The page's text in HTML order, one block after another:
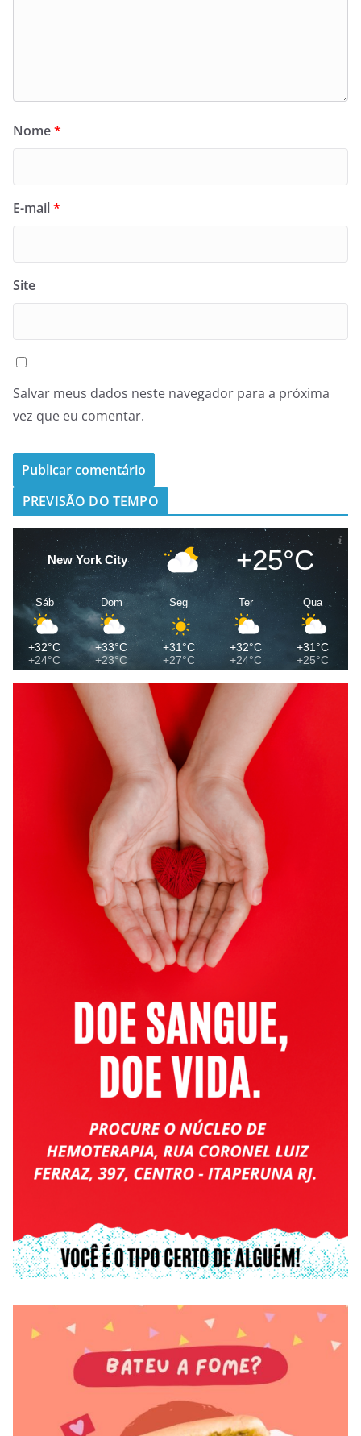
Nome*
E-mail*
Site
Salvar meus dados neste navegador para a próxima
vez que eu comentar.
PREVISÃO DO TEMPO
New York City +25°C
Sáb
+32°C
+24°C
Dom
+33°C
+23°C
Seg
+31°C
+27°C
Ter
+32°C
+24°C
Qua
+31°C
+25°C